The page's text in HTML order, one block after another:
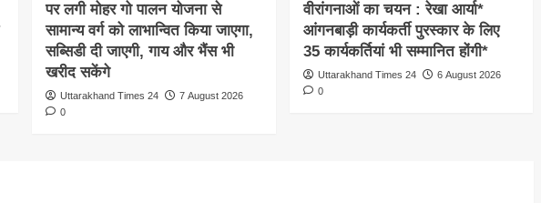
पर लगी मोहर गो पालन योजना से
सामान्य वर्ग को लाभान्वित किया जाएगा,
सब्सिडी दी जाएगी, गाय और भैंस भी
खरीद सकेंगे
Uttarakhand Times 24
7 August 2026
0
वीरांगनाओं का चयन : रेखा आर्या*
आंगनबाड़ी कार्यकर्ती पुरस्कार के लिए
35 कार्यकर्तियां भी सम्मानित होंगी*
Uttarakhand Times 24
6 August 2026
0